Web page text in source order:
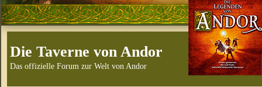
Die Taverne von Andor
Das offizielle Forum zur Welt von Andor